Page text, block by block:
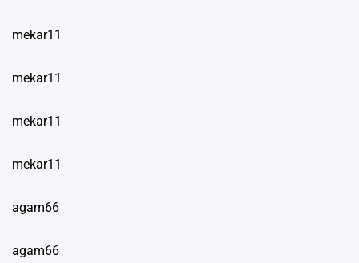
mekar11
mekar11
mekar11
mekar11
agam66
agam66